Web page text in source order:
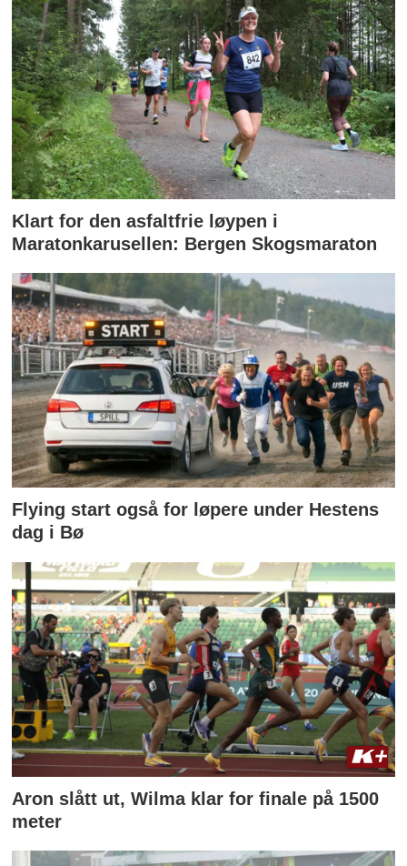
Klart for den asfaltfrie løypen i
Maratonkarusellen: Bergen Skogsmaraton
Flying start også for løpere under Hestens
dag i Bø
Aron slått ut, Wilma klar for finale på 1500
meter